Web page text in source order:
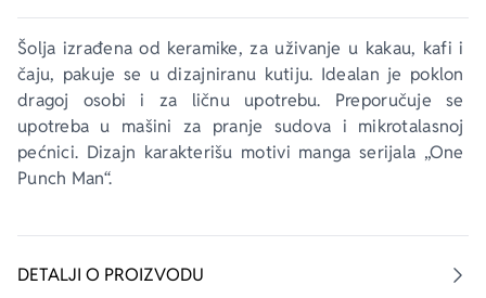
Šolja izrađena od keramike, za uživanje u kakau, kafi i
čaju, pakuje se u dizajniranu kutiju. Idealan je poklon
dragoj osobi i za ličnu upotrebu. Preporučuje se
upotreba u mašini za pranje sudova i mikrotalasnoj
pećnici. Dizajn karakterišu motivi manga serijala „One
Punch Man“.
DETALJI O PROIZVODU